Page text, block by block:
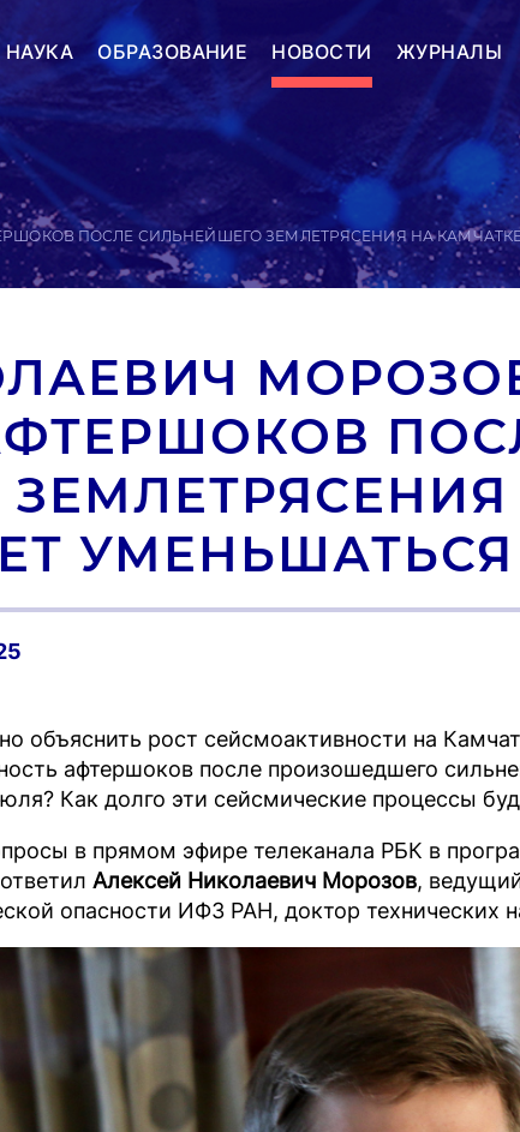
НАУКА ОБРАЗОВАНИЕ НОВОСТИ ЖУРНАЛЫ
ПОСЛЕ СИЛЬНЕЙШЕГО ЗЕМЛЕТРЯСЕНИЯ НА
УМЕНЬШАТЬСЯ
объяснить рост сейсмоактивности на
афтершоков после произошедшего
Как долго эти сейсмические процессы
в прямом эфире телеканала РБК в
ответил Алексей Николаевич Морозов,
опасности ИФЗ РАН, доктор технических